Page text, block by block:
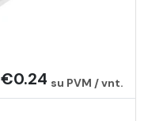
€0.24 su PVM / vnt.